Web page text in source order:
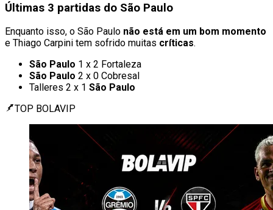
Últimas 3 partidas do São Paulo
Enquanto isso, o São Paulo não está em um bom momento
e Thiago Carpini tem sofrido muitas críticas.
São Paulo 1 x 2 Fortaleza
São Paulo 2 x 0 Cobresal
Talleres 2 x 1 São Paulo
TOP BOLAVIP